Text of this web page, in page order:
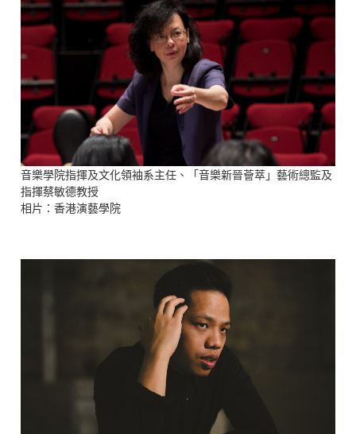
音樂學院指揮及文化領袖系主任、「音樂新晉薈萃」藝術總監及
指揮蔡敏德教授
相片：香港演藝學院